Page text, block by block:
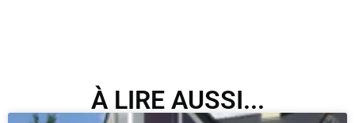
À LIRE AUSSI...